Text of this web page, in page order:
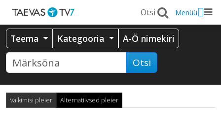
Menüü
Teema Kategooria A-Ö nimekiri
Otsi
Vaikimisi pleier Alternatiivsed pleier